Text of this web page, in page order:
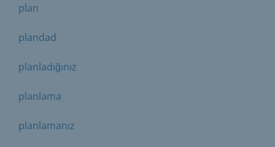
plan
plandad
planladığınız
planlama
planlamanız